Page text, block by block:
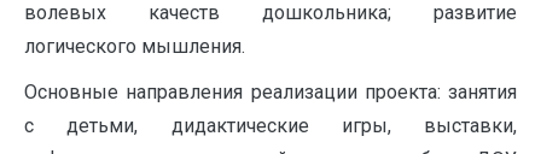
волевых качеств дошкольника; развитие
логического мышления.
Основные направления реализации проекта: занятия
с детьми, дидактические игры, выставки,